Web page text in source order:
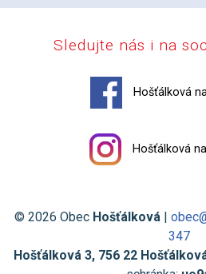
Sledujte nás i na
Hošťálková
Hošťálková
© 2026 Obec Hošťálková |
347
Hošťálková 3, 756 22